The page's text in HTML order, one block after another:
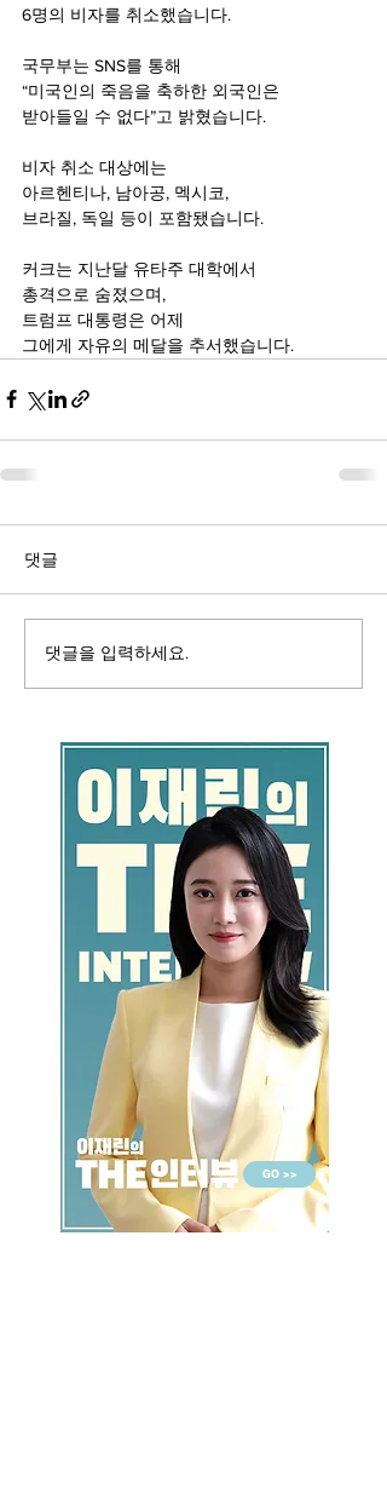
6명의 비자를 취소했습니다.
국무부는 SNS를 통해
“미국인의 죽음을 축하한 외국인은
받아들일 수 없다”고 밝혔습니다.
비자 취소 대상에는
아르헨티나, 남아공, 멕시코,
브라질, 독일 등이 포함됐습니다.
커크는 지난달 유타주 대학에서
총격으로 숨졌으며,
트럼프 대통령은 어제
그에게 자유의 메달을 추서했습니다.
댓글
댓글을 입력하세요.
GO >>